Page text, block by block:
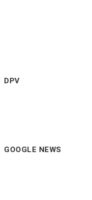
DPV
GOOGLE NEWS